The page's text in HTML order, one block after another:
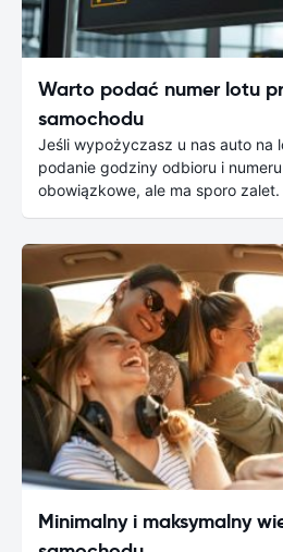
Warto podać numer lotu
samochodu
Jeśli wypożyczasz u nas auto na
podanie godziny odbioru i
obowiązkowe, ale ma sporo zalet.
Minimalny i maksymalny